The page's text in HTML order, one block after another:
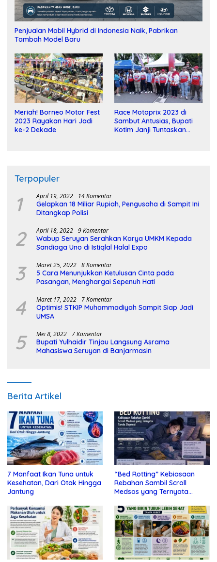
Penjualan Mobil Hybrid di Indonesia Naik, Pabrikan
Tambah Model Baru
Meriah! Borneo Motor Fest
2023 Rayakan Hari Jadi
ke-2 Dekade
Race Motoprix 2023 di
Sambut Antusias, Bupati
Kotim Janji Tuntaskan
Terpopuler
1 April 19, 2022 14 Komentar
Gelapkan 18 Miliar Rupiah, Pengusaha di Sampit Ini
Ditangkap Polisi
2 April 18, 2022 9 Komentar
Wabup Seruyan Serahkan Karya UMKM Kepada
Sandiaga Uno di Istiqlal Halal Expo
3 Maret 25, 2022 8 Komentar
5 Cara Menunjukkan Ketulusan Cinta pada
Pasangan, Menghargai Sepenuh Hati
4 Maret 17, 2022 7 Komentar
Optimis! STKIP Muhammadiyah Sampit Siap Jadi
UMSA
5 Mei 8, 2022 7 Komentar
Bupati Yulhaidir Tinjau Langsung Asrama
Mahasiswa Seruyan di Banjarmasin
Berita Artikel
7 Manfaat Ikan Tuna untuk
Kesehatan, Dari Otak Hingga
Jantung
“Bed Rotting” Kebiasaan
Rebahan Sambil Scroll
Medsos yang Ternyata